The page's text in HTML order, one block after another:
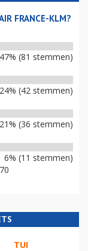
FRANCE-KLM?
47% (81 stemmen)
24% (42 stemmen)
21% (36 stemmen)
6% (11 stemmen)
TUI